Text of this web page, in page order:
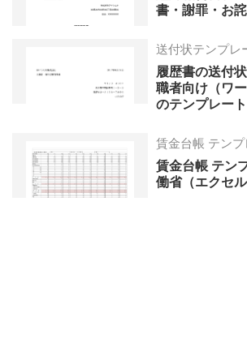
書・謝罪・お
送付状テンプレ
履歴書の送付
職者向け（ワ
のテンプレート
賃金台帳 テン
賃金台帳 テン
働省（エクセ